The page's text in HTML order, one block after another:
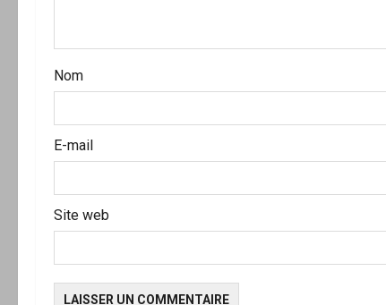
a
r
t
i
c
e
Nom
E-mail
Site web